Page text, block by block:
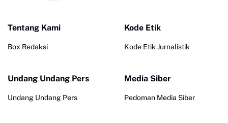
Tentang Kami
Box Redaksi
Kode Etik
Kode Etik Jurnalistik
Undang Undang Pers
Undang Undang Pers
Media Siber
Pedoman Media Siber